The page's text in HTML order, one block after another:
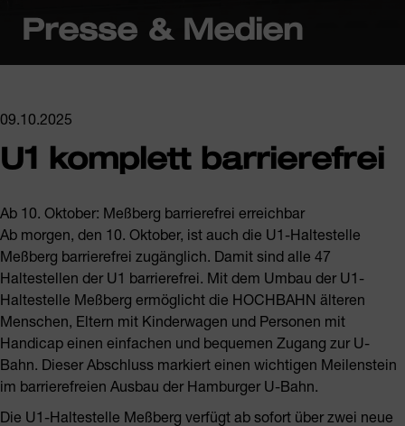
Presse & Medien
09.10.2025
U1 komplett barrierefrei
Ab 10. Oktober: Meßberg barrierefrei erreichbar
Ab morgen, den 10. Oktober, ist auch die U1-Haltestelle
Meßberg barrierefrei zugänglich. Damit sind alle 47
Haltestellen der U1 barrierefrei. Mit dem Umbau der U1-
Haltestelle Meßberg ermöglicht die HOCHBAHN älteren
Menschen, Eltern mit Kinderwagen und Personen mit
Handicap einen einfachen und bequemen Zugang zur U-
Bahn. Dieser Abschluss markiert einen wichtigen Meilenstein
im barrierefreien Ausbau der Hamburger U-Bahn.
Die U1-Haltestelle Meßberg verfügt ab sofort über zwei neue